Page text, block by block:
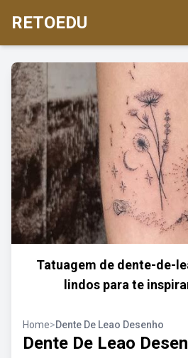
RETOEDU
Tatuagem de dente-de-
lindos para te
Home>Dente De Leao Desenho
Dente De Leao